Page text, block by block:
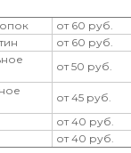
от 60 руб.
от 60 руб.
от 50 руб.
от 45 руб.
от 40 руб.
от 40 руб.